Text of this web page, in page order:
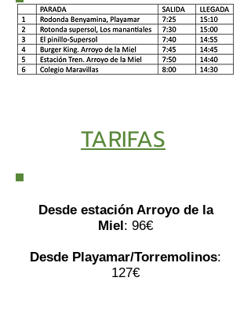
TARIFAS
Desde estación Arroyo de la
Miel: 96€
Desde Playamar/Torremolinos:
127€